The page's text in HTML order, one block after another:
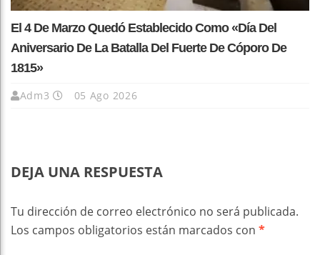
El 4 De Marzo Quedó Establecido Como «Día Del
Aniversario De La Batalla Del Fuerte De Cóporo De
1815»
Adm3 05 Ago 2026
DEJA UNA RESPUESTA
Tu dirección de correo electrónico no será publicada.
Los campos obligatorios están marcados con *